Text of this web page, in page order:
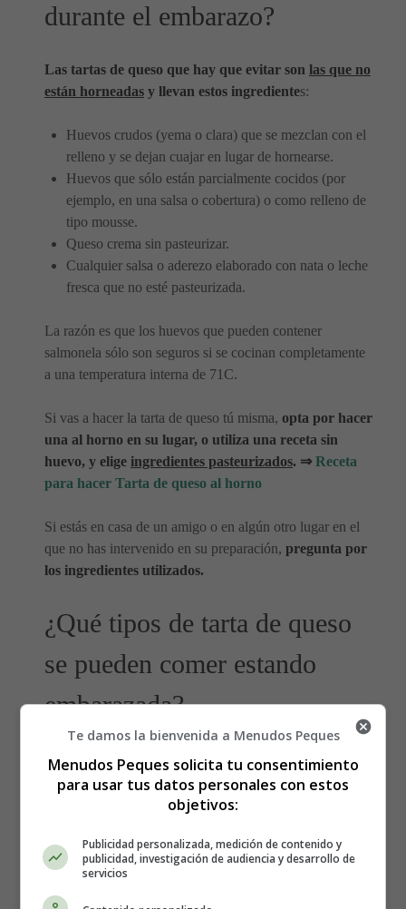
durante el embarazo?
Las tartas de queso que hay que evitar son las que no
están horneadas y llevan estos ingredientes:
Huevos crudos (yema o clara) que se mezclan con el
relleno y se dejan cuajar en lugar de hornearse.
Huevos que sólo están parcialmente cocidos (por
ejemplo, en una salsa o cobertura) o como relleno de
tipo mousse.
Queso crema sin pasteurizar.
Cualquier salsa o aderezo elaborado con nata o leche
fresca que no esté pasteurizada.
La razón es que los huevos que pueden contener
salmonela sólo son seguros si se cocinan completamente
a una temperatura interna de 71C.
Si vas a hacer la tarta de queso tú misma, opta por hacer
una al horno en su lugar, o utiliza una receta sin
huevo, y elige ingredientes pasteurizados. ⇒ Receta
para hacer Tarta de queso al horno
Si estás en casa de un amigo o en algún otro lugar en el
que no has intervenido en su preparación, pregunta por
los ingredientes utilizados.
¿Qué tipos de tarta de queso
se pueden comer estando
embarazada?
🤰🏻👶🏻🎁 Crea tu lista de nacimiento
y actualízala
siempre que quieras. Comparte tu lista con familiares y
amigos para que puedan acertar con el regalo que
Te damos la bienvenida a Menudos Peques
Menudos Peques solicita tu consentimiento
para usar tus datos personales con estos
objetivos:
Publicidad personalizada, medición de contenido y
publicidad, investigación de audiencia y desarrollo de
servicios